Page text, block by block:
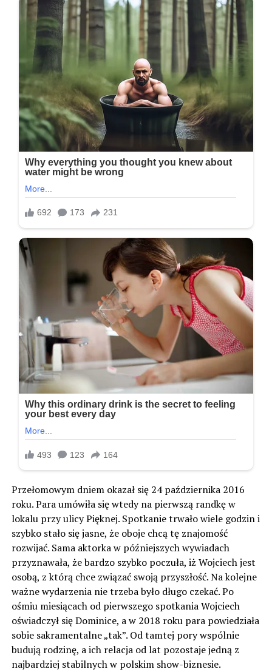
Przełomowym dniem okazał się 24 października 2016
roku. Para umówiła się wtedy na pierwszą randkę w
lokalu przy ulicy Pięknej. Spotkanie trwało wiele godzin i
szybko stało się jasne, że oboje chcą tę znajomość
rozwijać. Sama aktorka w późniejszych wywiadach
przyznawała, że bardzo szybko poczuła, iż Wojciech jest
osobą, z którą chce związać swoją przyszłość. Na kolejne
ważne wydarzenia nie trzeba było długo czekać. Po
ośmiu miesiącach od pierwszego spotkania Wojciech
oświadczył się Dominice, a w 2018 roku para powiedziała
sobie sakramentalne „tak”. Od tamtej pory wspólnie
budują rodzinę, a ich relacja od lat pozostaje jedną z
najbardziej stabilnych w polskim show-biznesie.